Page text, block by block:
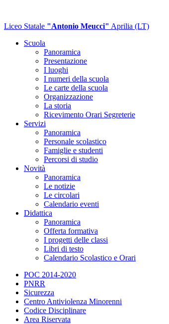
Liceo Statale "Antonio Meucci" Aprilia (LT)
Scuola
Panoramica
Presentazione
I luoghi
I numeri della scuola
Le carte della scuola
Organizzazione
La storia
Ricevimento Orari Segreterie
Servizi
Panoramica
Personale scolastico
Famiglie e studenti
Percorsi di studio
Novità
Panoramica
Le notizie
Le circolari
Calendario eventi
Didattica
Panoramica
Offerta formativa
I progetti delle classi
Libri di testo
Calendario Scolastico e Orari
POC 2014-2020
PNRR
Sicurezza
Centro Antiviolenza Minorenni
Codice Disciplinare
Area Riservata